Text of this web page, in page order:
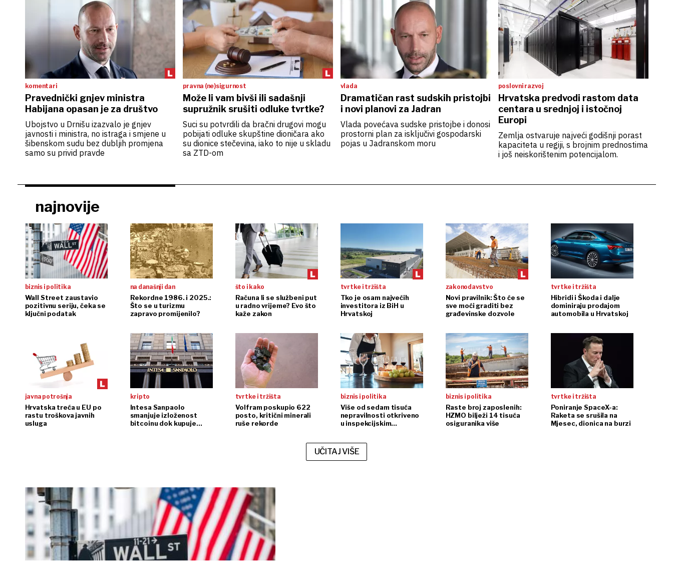
komentari
Pravednički gnjev ministra
Habijana opasan je za društvo
Ubojstvo u Drnišu izazvalo je gnjev
javnosti i ministra, no istraga i smjene u
šibenskom sudu bez dubljih promjena
samo su privid pravde
pravna (ne)sigurnost
Može li vam bivši ili sadašnji
supružnik srušiti odluke tvrtke?
Suci su potvrdili da bračni drugovi mogu
pobijati odluke skupštine dioničara ako
su dionice stečevina, iako to nije u skladu
sa ZTD-om
vlada
Dramatičan rast sudskih pristojbi
i novi planovi za Jadran
Vlada povećava sudske pristojbe i donosi
prostorni plan za isključivi gospodarski
pojas u Jadranskom moru
poslovni razvoj
Hrvatska predvodi rastom data
centara u srednjoj i istočnoj
Europi
Zemlja ostvaruje najveći godišnji porast
kapaciteta u regiji, s brojnim prednostima
i još neiskorištenim potencijalom.
najnovije
biznis i politika
Wall Street zaustavio
pozitivnu seriju, čeka se
ključni podatak
na današnji dan
Rekordne 1986. i 2025.:
Što se u turizmu
zapravo promijenilo?
što i kako
Računa li se službeni put
u radno vrijeme? Evo što
kaže zakon
tvrtke i tržišta
Tko je osam najvećih
investitora iz BiH u
Hrvatskoj
zakonodavstvo
Novi pravilnik: Što će se
sve moći graditi bez
građevinske dozvole
tvrtke i tržišta
Hibridi i Škoda i dalje
dominiraju prodajom
automobila u Hrvatskoj
javna potrošnja
Hrvatska treća u EU po
rastu troškova javnih
usluga
kripto
Intesa Sanpaolo
smanjuje izloženost
bitcoinu dok kupuje
tvrtke i tržišta
Volfram poskupio 622
posto, kritični minerali
ruše rekorde
biznis i politika
Više od sedam tisuća
nepravilnosti otkriveno
u inspekcijskim
biznis i politika
Raste broj zaposlenih:
HZMO bilježi 14 tisuća
osiguranika više
tvrtke i tržišta
Poniranje SpaceX-a:
Raketa se srušila na
Mjesec, dionica na burzi
UČITAJ VIŠE